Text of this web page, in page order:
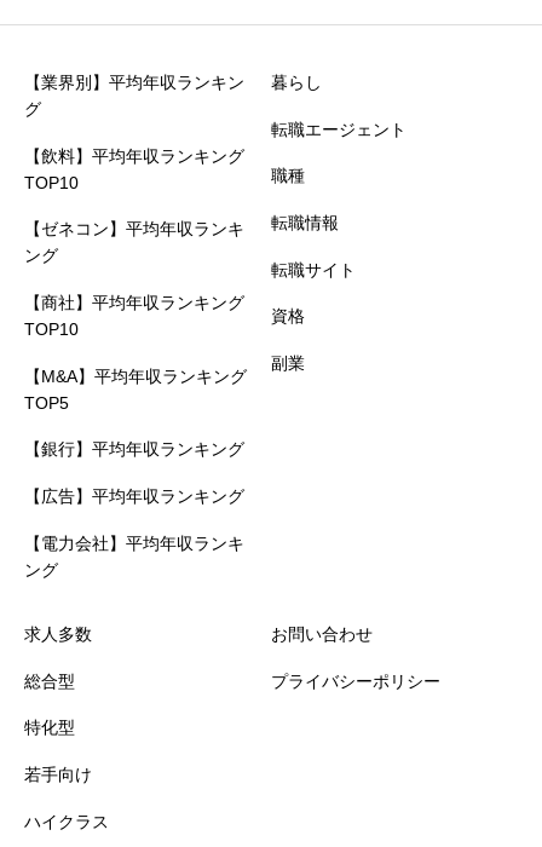
【業界別】平均年収ランキン
グ
【飲料】平均年収ランキング
TOP10
【ゼネコン】平均年収ランキ
ング
【商社】平均年収ランキング
TOP10
【M&A】平均年収ランキング
TOP5
【銀行】平均年収ランキング
【広告】平均年収ランキング
【電力会社】平均年収ランキ
ング
暮らし
転職エージェント
職種
転職情報
転職サイト
資格
副業
求人多数
総合型
特化型
若手向け
ハイクラス
お問い合わせ
プライバシーポリシー